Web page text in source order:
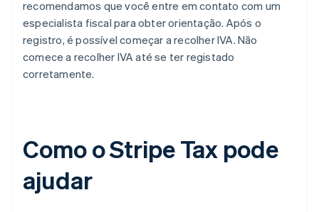
recomendamos que você entre em contato com um
especialista fiscal para obter orientação. Após o
registro, é possível começar a recolher IVA. Não
comece a recolher IVA até se ter registado
corretamente.
Como o Stripe Tax pode
ajudar